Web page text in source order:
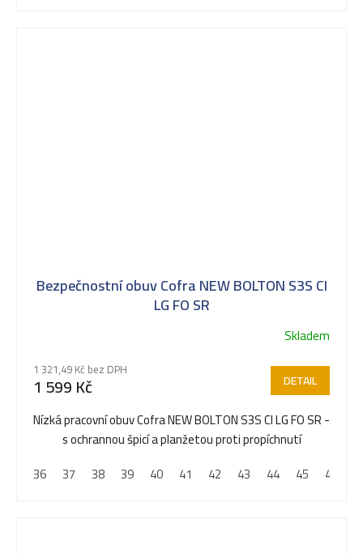
Bezpečnostní obuv Cofra NEW BOLTON S3S CI
LG FO SR
Skladem
1 321,49 Kč bez DPH
1 599 Kč DETAIL
Nízká pracovní obuv Cofra NEW BOLTON S3S CI LG FO SR -
s ochrannou špicí a planžetou proti propíchnutí
36
37 38 39 40 41 42 43 44 45 46